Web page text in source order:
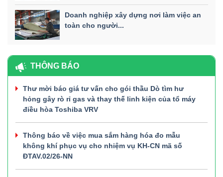
Doanh nghiệp xây dựng nơi làm việc an
toàn cho người...
THÔNG BÁO
Thư mời báo giá tư vấn cho gói thầu Dò tìm hư
hỏng gây rò rỉ gas và thay thế linh kiện của tổ máy
điều hòa Toshiba VRV
Thông báo về việc mua sắm hàng hóa đo mẫu
không khí phục vụ cho nhiệm vụ KH-CN mã số
ĐTAV.02/26-NN